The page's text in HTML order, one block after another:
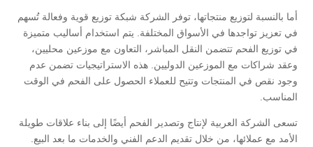
أما بالنسبة لتوزيع منتجاتها، توفر الشركة شبكة توزيع قوية وفعالة تُسهم
في تعزيز تواجدها في الأسواق المختلفة. يتم استخدام أساليب متميزة
في توزيع الفحم تتضمن النقل المباشر، التعاون مع موزعين محليين،
وعقد شراكات مع الموزعين الدوليين. هذه الاستراتيجيات تضمن عدم
وجود نقص في المنتجات وتتيح للعملاء الحصول على الفحم في الوقت
المناسب.
تسعى الشركة العربية لإنتاج وتصدير الفحم أيضًا إلى بناء علاقات طويلة
الأمد مع عملائها، من خلال تقديم الدعم الفني والخدمات ما بعد البيع.